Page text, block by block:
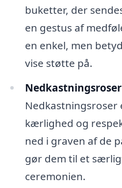
buketter, der
en gestus af
en enkel, men
vise støtte på.
Nedkastningsroser
kærlighed og
ned i graven af de
gør dem til et
ceremonien.